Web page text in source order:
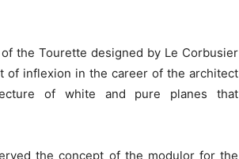
the Tourette designed by Le Corbusier
of inflexion in the career of the architect
of white and pure planes that
the concept of the modulor for the